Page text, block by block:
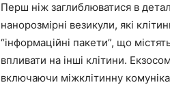
Перш ніж заглиблюватися в
нанорозмірні везикули, які
“інформаційні пакети”, що
впливати на інші клітини.
включаючи міжклітинну